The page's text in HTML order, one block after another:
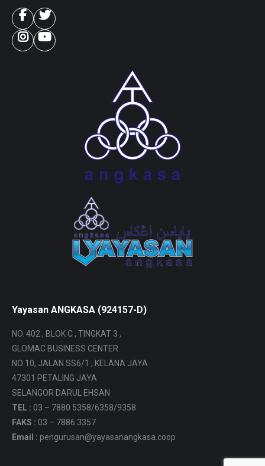
Yayasan ANGKASA (924157-D)
NO. 402 , BLOK C , TINGKAT 3 ,
GLOMAC BUSINESS CENTER
NO 10, JALAN SS6/1 , KELANA JAYA
47301 PETALING JAYA
SELANGOR DARUL EHSAN
TEL : 03 – 7880 5358/6358/9358
FAKS : 03 – 7886 3357
Email : pengurusan@yayasanangkasa.coop